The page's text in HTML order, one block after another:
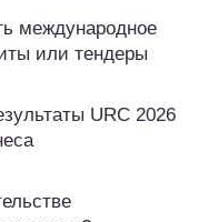
международное
или тендеры
URC 2026